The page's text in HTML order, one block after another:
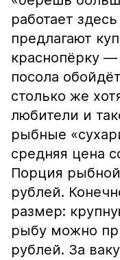
работает
предлагают
краснопёрку —
посола
столько же
любители и
рыбные
средняя цена
Порция
рублей.
размер:
рыбу можно
рублей. За